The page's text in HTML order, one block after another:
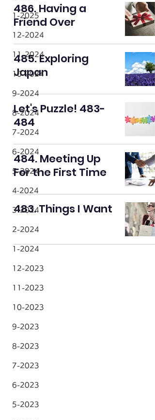
1-2025
12-2024
11-2024
10-2024
9-2024
8-2024
7-2024
6-2024
5-2024
4‐2024
3-2024
2-2024
1-2024
12-2023
11-2023
10-2023
9-2023
8-2023
7-2023
6-2023
5-2023
486. Having a
Friend Over
485. Exploring
Japan
Let's Puzzle! 483-
484
484. Meeting Up
For the First Time
483. Things I Want